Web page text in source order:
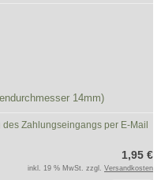
14mm)
Zahlungseingangs per E-Mail
1,95 €
inkl. 19 % MwSt. zzgl. Versandkosten